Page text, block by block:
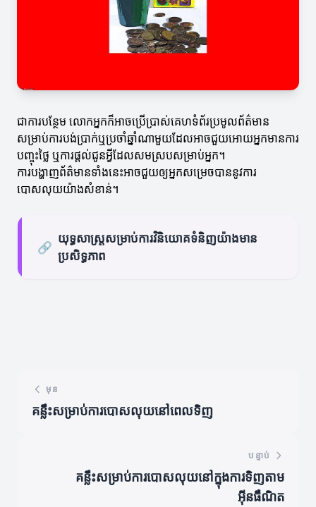
ជាការបន្ថែម លោកអ្នកក៏អាចប្រើប្រាស់គេហទំព័រប្រមូលព័ត៌មាន
សម្រាប់ការបង់ប្រាក់ឬប្រចាំឆ្នាំណាមួយដែលអាចជួយអោយអ្នកមានការ
បញ្ចុះថ្លៃ ឬការផ្តល់ជូនអ្វីដែលសមស្របសម្រាប់អ្នក។
ការបង្ហាញព័ត៌មានទាំងនេះអាចជួយឲ្យអ្នកសម្រេចបាននូវការ
បោសលុយយ៉ាងសំខាន់។
🔗
យុទ្ធសាស្ត្រសម្រាប់ការវិនិយោគទំនិញយ៉ាងមាន
ប្រសិទ្ធភាព
មុន
គន្លឹះសម្រាប់ការបោសលុយនៅពេលទិញ
បន្ទាប់
គន្លឹះសម្រាប់ការបោសលុយនៅក្នុងការទិញតាម
អ៊ីនធឺណិត